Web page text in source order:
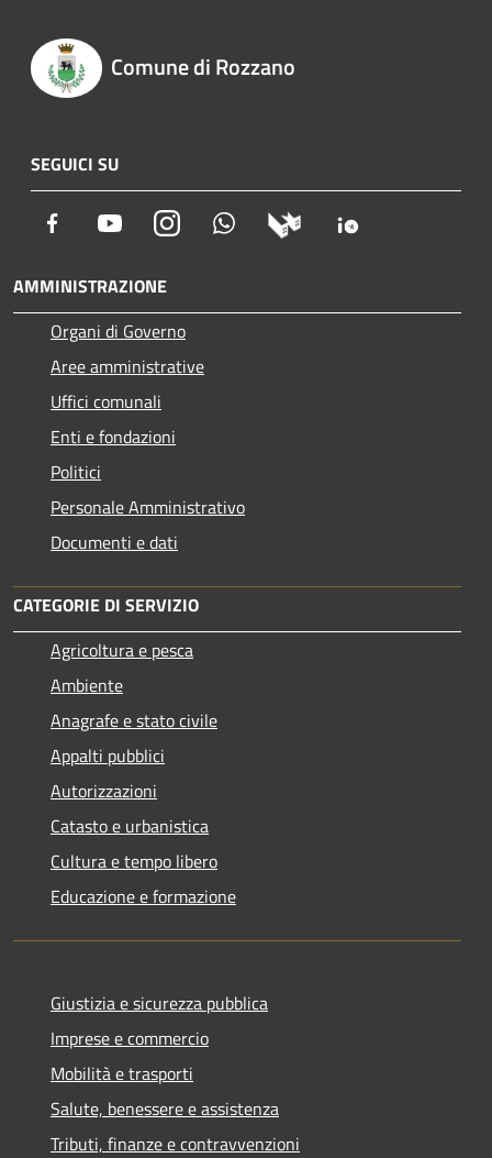
Comune di Rozzano
SEGUICI SU
Facebook YoutubeInstagram Whatsapp
AMMINISTRAZIONE
Organi di Governo
Aree amministrative
Uffici comunali
Enti e fondazioni
Politici
Personale Amministrativo
Documenti e dati
CATEGORIE DI SERVIZIO
Agricoltura e pesca
Ambiente
Anagrafe e stato civile
Appalti pubblici
Autorizzazioni
Catasto e urbanistica
Cultura e tempo libero
Educazione e formazione
Giustizia e sicurezza pubblica
Imprese e commercio
Mobilità e trasporti
Salute, benessere e assistenza
Tributi, finanze e contravvenzioni